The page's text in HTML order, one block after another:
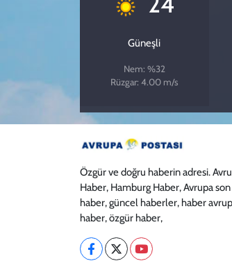
Güneşli
Nem: %32
Rüzgar: 4.00 m/s
Özgür ve doğru haberin adresi.
Haber, Hamburg Haber, Avrupa
haber, güncel haberler, haber
haber, özgür haber,